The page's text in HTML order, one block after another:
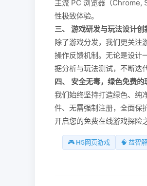
主流 PC 浏览器（Chrome,
性极致体验。
三、 游戏研发与玩法设计创
除了游戏分发，我们更关注
操作反馈机制。无论是设计
据分析与玩法测试，不断迭
四、 安全无毒，绿色免费的
我们始终坚持打造绿色、纯
件、无需强制注册，全面保
开启您的免费在线游戏探险
🎮 H5网页游戏 🧠 益智